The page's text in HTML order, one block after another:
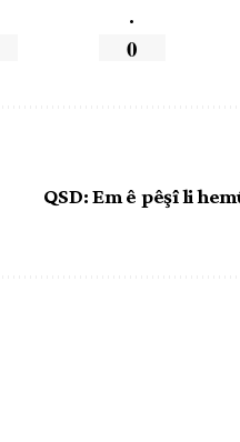
.
0
QSD: Em ê pêşî li